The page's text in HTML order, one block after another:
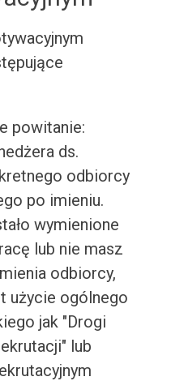
powitanie:
ds.
odbiorcy
po imieniu.
wymienione
lub nie masz
odbiorcy,
użycie ogólnego
jak "Drogi
lub